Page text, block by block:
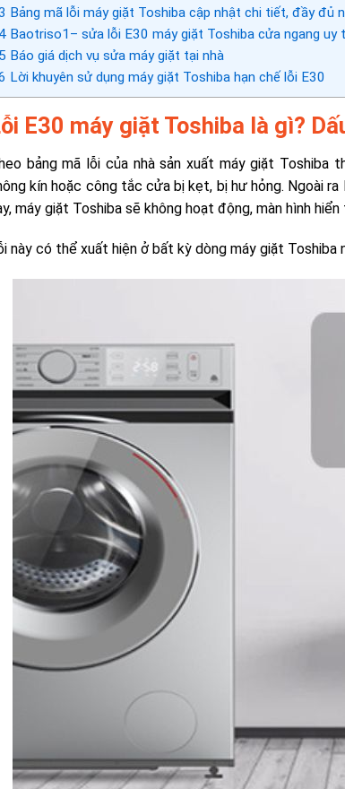
Bảng mã lỗi máy giặt Toshiba cập nhật chi tiết, đầy đủ
4Baotriso1– sửa lỗi E30 máy giặt Toshiba cửa ngang uy
5 Báo giá dịch vụ sửa máy giặt tại nhà
Lời khuyên sử dụng máy giặt Toshiba hạn chế lỗi E30
E30 máy giặt Toshiba là gì?
bảng mã lỗi của nhà sản xuất máy giặt
kín hoặc công tắc cửa bị kẹt, bị hư hỏng. Ngoài
máy giặt Toshiba sẽ không hoạt động, màn hình hiển
này có thể xuất hiện ở bất kỳ dòng máy giặt